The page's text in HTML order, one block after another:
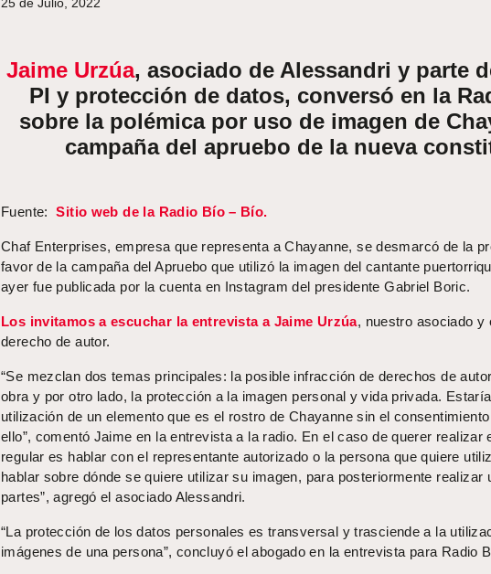
Jaime Urzúa, asociado de Alessandri y parte
PI y protección de datos, conversó en la
sobre la polémica por uso de imagen de
campaña del apruebo de la nueva
Fuente:Sitio web de la Radio Bío – Bío.
Chaf Enterprises, empresa que representa a Chayanne, se desmarcó de la
favor de la campaña del Apruebo que utilizó la imagen del cantante
ayer fue publicada por la cuenta en Instagram del presidente Gabriel Boric.
Los invitamos a escuchar la entrevista a Jaime Urzúa, nuestro asociado y
derecho de autor.
“Se mezclan dos temas principales: la posible infracción de derechos de
obra y por otro lado, la protección a la imagen personal y vida privada.
utilización de un elemento que es el rostro de Chayanne sin el
ello”, comentó Jaime en la entrevista a la radio. En el caso de querer realizar
regular es hablar con el representante autorizado o la persona que quiere
hablar sobre dónde se quiere utilizar su imagen, para posteriormente realizar
partes”, agregó el asociado Alessandri.
“La protección de los datos personales es transversal y trasciende a la
imágenes de una persona”, concluyó el abogado en la entrevista para Radio